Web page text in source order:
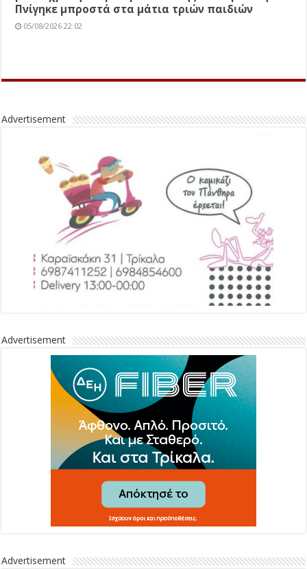
Πνίγηκε μπροστά στα μάτια τριών παιδιών
05/08/2026 22:02
Advertisement
Advertisement
Advertisement